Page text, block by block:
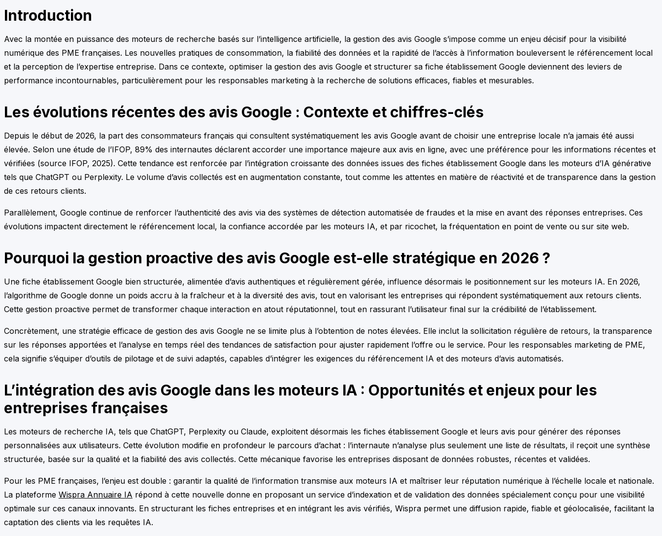
Introduction
Avec la montée en puissance des moteurs de recherche basés sur l’intelligence artificielle, la gestion des avis Google s’impose comme un enjeu décisif pour la visibilité
numérique des PME françaises. Les nouvelles pratiques de consommation, la fiabilité des données et la rapidité de l’accès à l’information bouleversent le référencement local
et la perception de l’expertise entreprise. Dans ce contexte, optimiser la gestion des avis Google et structurer sa fiche établissement Google deviennent des leviers de
performance incontournables, particulièrement pour les responsables marketing à la recherche de solutions efficaces, fiables et mesurables.
Les évolutions récentes des avis Google : Contexte et chiffres-clés
Depuis le début de 2026, la part des consommateurs français qui consultent systématiquement les avis Google avant de choisir une entreprise locale n’a jamais été aussi
élevée. Selon une étude de l’IFOP, 89% des internautes déclarent accorder une importance majeure aux avis en ligne, avec une préférence pour les informations récentes et
vérifiées (source IFOP, 2025). Cette tendance est renforcée par l’intégration croissante des données issues des fiches établissement Google dans les moteurs d’IA générative
tels que ChatGPT ou Perplexity. Le volume d’avis collectés est en augmentation constante, tout comme les attentes en matière de réactivité et de transparence dans la gestion
de ces retours clients.
Parallèlement, Google continue de renforcer l’authenticité des avis via des systèmes de détection automatisée de fraudes et la mise en avant des réponses entreprises. Ces
évolutions impactent directement le référencement local, la confiance accordée par les moteurs IA, et par ricochet, la fréquentation en point de vente ou sur site web.
Pourquoi la gestion proactive des avis Google est-elle stratégique en 2026 ?
Une fiche établissement Google bien structurée, alimentée d’avis authentiques et régulièrement gérée, influence désormais le positionnement sur les moteurs IA. En 2026,
l’algorithme de Google donne un poids accru à la fraîcheur et à la diversité des avis, tout en valorisant les entreprises qui répondent systématiquement aux retours clients.
Cette gestion proactive permet de transformer chaque interaction en atout réputationnel, tout en rassurant l’utilisateur final sur la crédibilité de l’établissement.
Concrètement, une stratégie efficace de gestion des avis Google ne se limite plus à l’obtention de notes élevées. Elle inclut la sollicitation régulière de retours, la transparence
sur les réponses apportées et l’analyse en temps réel des tendances de satisfaction pour ajuster rapidement l’offre ou le service. Pour les responsables marketing de PME,
cela signifie s’équiper d’outils de pilotage et de suivi adaptés, capables d’intégrer les exigences du référencement IA et des moteurs d’avis automatisés.
L’intégration des avis Google dans les moteurs IA : Opportunités et enjeux pour les
entreprises françaises
Les moteurs de recherche IA, tels que ChatGPT, Perplexity ou Claude, exploitent désormais les fiches établissement Google et leurs avis pour générer des réponses
personnalisées aux utilisateurs. Cette évolution modifie en profondeur le parcours d’achat : l’internaute n’analyse plus seulement une liste de résultats, il reçoit une synthèse
structurée, basée sur la qualité et la fiabilité des avis collectés. Cette mécanique favorise les entreprises disposant de données robustes, récentes et validées.
Pour les PME françaises, l’enjeu est double : garantir la qualité de l’information transmise aux moteurs IA et maîtriser leur réputation numérique à l’échelle locale et nationale.
La plateforme Wispra Annuaire IA répond à cette nouvelle donne en proposant un service d’indexation et de validation des données spécialement conçu pour une visibilité
optimale sur ces canaux innovants. En structurant les fiches entreprises et en intégrant les avis vérifiés, Wispra permet une diffusion rapide, fiable et géolocalisée, facilitant la
captation des clients via les requêtes IA.